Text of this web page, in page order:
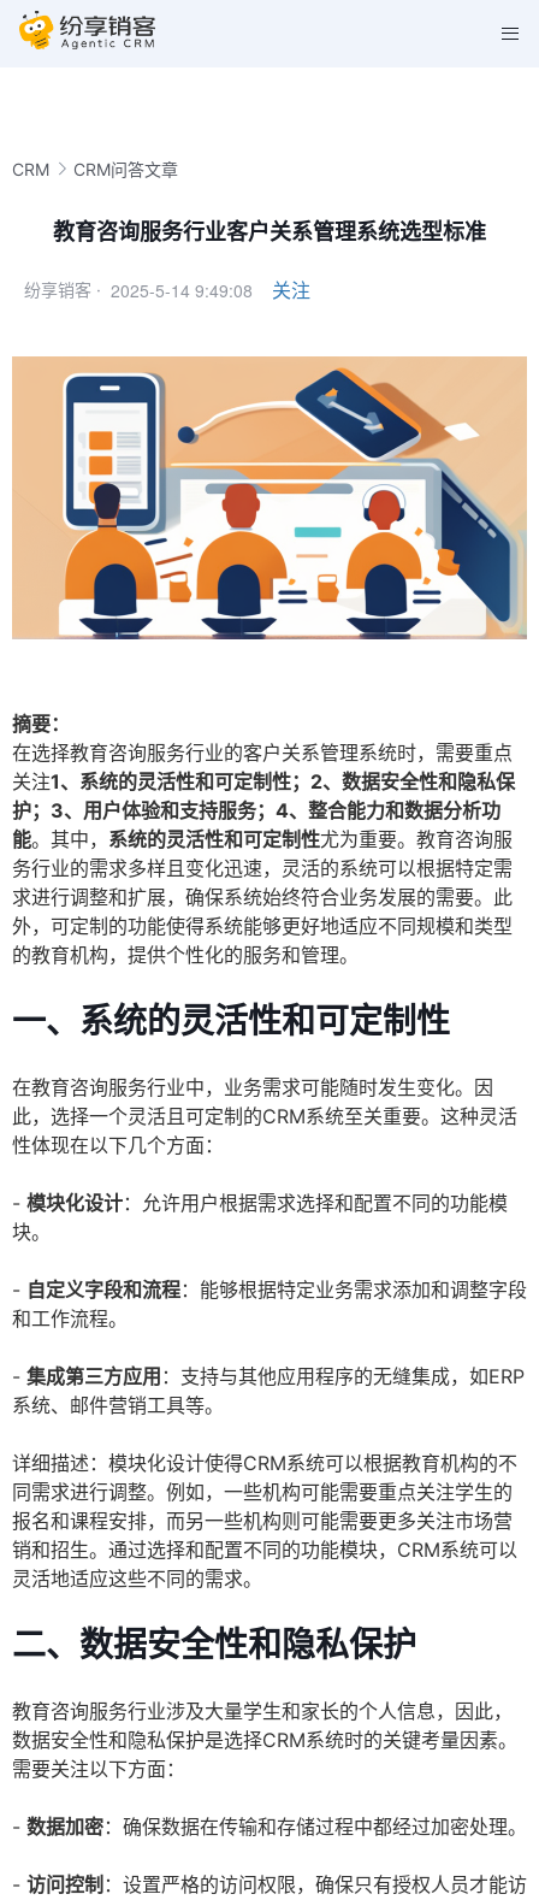
CRM CRM问答文章
教育咨询服务行业客户关系管理系统选型标准
纷享销客 · 2025-5-14 9:49:08 关注
摘要：
在选择教育咨询服务行业的客户关系管理系统时，需要重点
关注1、系统的灵活性和可定制性；2、数据安全性和隐私保
护；3、用户体验和支持服务；4、整合能力和数据分析功
能。其中， 系统的灵活性和可定制性尤为重要。教育咨询服
务行业的需求多样且变化迅速，灵活的系统可以根据特定需
求进行调整和扩展，确保系统始终符合业务发展的需要。此
外，可定制的功能使得系统能够更好地适应不同规模和类型
的教育机构，提供个性化的服务和管理。
一、系统的灵活性和可定制性
在教育咨询服务行业中，业务需求可能随时发生变化。因
此，选择一个灵活且可定制的CRM系统至关重要。这种灵活
性体现在以下几个方面：
- 模块化设计：允许用户根据需求选择和配置不同的功能模
块。
- 自定义字段和流程：能够根据特定业务需求添加和调整字段
和工作流程。
- 集成第三方应用 ：支持与其他应用程序的无缝集成，如ERP
系统、邮件营销工具等。
详细描述：模块化设计使得CRM系统可以根据教育机构的不
同需求进行调整。例如，一些机构可能需要重点关注学生的
报名和课程安排，而另一些机构则可能需要更多关注市场营
销和招生。通过选择和配置不同的功能模块，CRM系统可以
灵活地适应这些不同的需求。
二、数据安全性和隐私保护
教育咨询服务行业涉及大量学生和家长的个人信息，因此，
数据安全性和隐私保护是选择CRM系统时的关键考量因素。
需要关注以下方面：
- 数据加密：确保数据在传输和存储过程中都经过加密处理。
- 访问控制 ：设置严格的访问权限，确保只有授权人员才能访